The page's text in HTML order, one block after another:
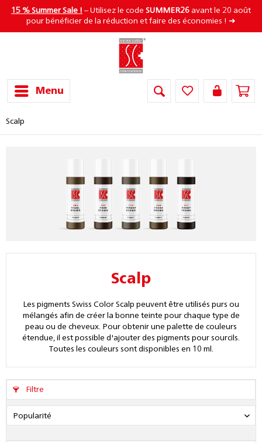
15 % Summer Sale ! – Utilisez le code SUMMER26 avant le 20 août
pour bénéficier de la réduction et faire des économies ! ➜
Menu
Scalp
Scalp
Les pigments Swiss Color Scalp peuvent être utilisés purs ou
mélangés afin de créer la bonne teinte pour chaque type de
peau ou de cheveux. Pour obtenir une palette de couleurs
étendue, il est possible d'ajouter des pigments pour sourcils.
Toutes les couleurs sont disponibles en 10 ml.
Filtre